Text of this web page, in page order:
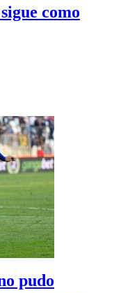
como
pudo